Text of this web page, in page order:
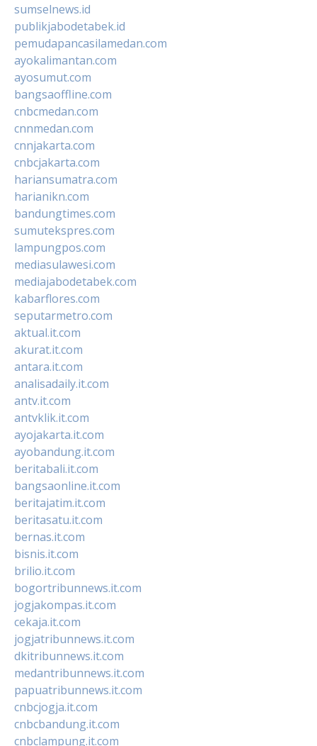
sumselnews.id
publikjabodetabek.id
pemudapancasilamedan.com
ayokalimantan.com
ayosumut.com
bangsaoffline.com
cnbcmedan.com
cnnmedan.com
cnnjakarta.com
cnbcjakarta.com
hariansumatra.com
harianikn.com
bandungtimes.com
sumutekspres.com
lampungpos.com
mediasulawesi.com
mediajabodetabek.com
kabarflores.com
seputarmetro.com
aktual.it.com
akurat.it.com
antara.it.com
analisadaily.it.com
antv.it.com
antvklik.it.com
ayojakarta.it.com
ayobandung.it.com
beritabali.it.com
bangsaonline.it.com
beritajatim.it.com
beritasatu.it.com
bernas.it.com
bisnis.it.com
brilio.it.com
bogortribunnews.it.com
jogjakompas.it.com
cekaja.it.com
jogjatribunnews.it.com
dkitribunnews.it.com
medantribunnews.it.com
papuatribunnews.it.com
cnbcjogja.it.com
cnbcbandung.it.com
cnbclampung.it.com